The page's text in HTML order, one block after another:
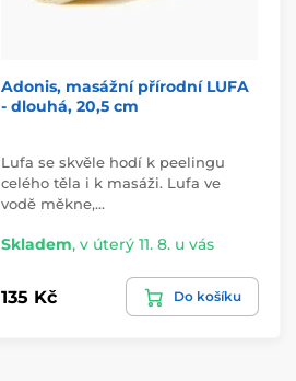
Adonis, masážní přírodní LUFA
- dlouhá, 20,5 cm
Lufa se skvěle hodí k peelingu
celého těla i k masáži. Lufa ve
vodě měkne,…
Skladem, v úterý 11. 8. u vás
135 Kč Do košíku